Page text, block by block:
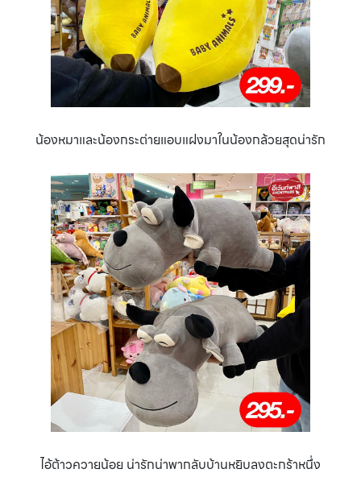
น้องหมาและน้องกระต่ายแอบแฝงมาในน้องกล้วยสุดน่ารัก
ไอ้ต้าวควายน้อย น่ารักน่าพากลับบ้านหยิบลงตะกร้าหนึ่ง